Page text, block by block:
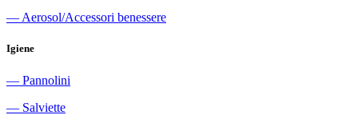
― Aerosol/Accessori benessere
Igiene
― Pannolini
― Salviette